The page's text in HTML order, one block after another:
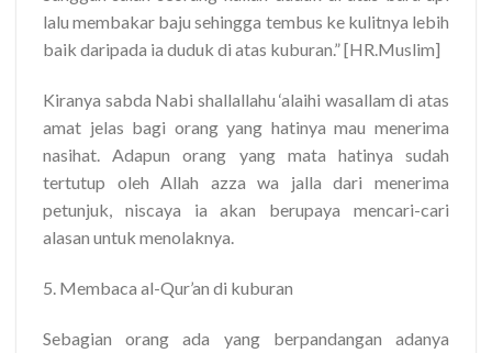
lalu membakar baju sehingga tembus ke kulitnya lebih
baik daripada ia duduk di atas kuburan.” [HR.Muslim]
Kiranya sabda Nabi shallallahu ‘alaihi wasallam di atas
amat jelas bagi orang yang hatinya mau menerima
nasihat. Adapun orang yang mata hatinya sudah
tertutup oleh Allah azza wa jalla dari menerima
petunjuk, niscaya ia akan berupaya mencari-cari
alasan untuk menolaknya.
5. Membaca al-Qur’an di kuburan
Sebagian orang ada yang berpandangan adanya